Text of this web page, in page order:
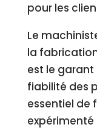
pour les
Le
la
est le
fiabilité des
essentiel de